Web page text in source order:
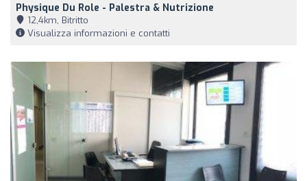
Physique Du Role - Palestra & Nutrizione
12,4km, Bitritto
Visualizza informazioni e contatti